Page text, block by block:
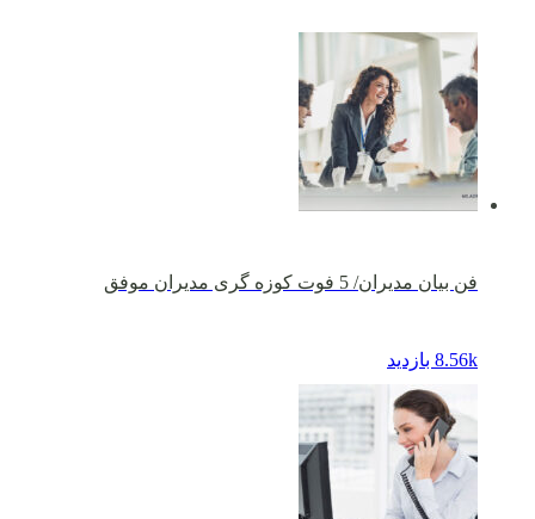
فن بیان مدیران/ 5 فوت کوزه گری مدیران موفق
8.56k بازدید